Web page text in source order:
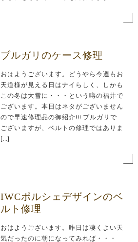
ブルガリのケース修理
おはようございます。どうやら今週もお
天道様が見える日はナイらしく、しかも
この冬は大雪に・・・という噂の福井で
ございます。本日はネタがございません
ので早速修理品の御紹介!!! ブルガリで
ございますが、ベルトの修理ではありま
[…]
IWCポルシェデザインのベ
ルト修理
おはようございます。昨日は凄くよい天
気だったのに朝になってみれば・・・